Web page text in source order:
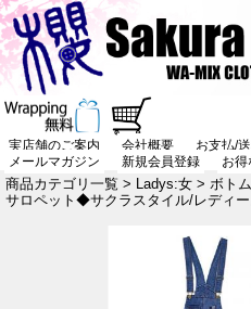
実店舗のご案内 会社概要 お支払/
メールマガジン
新規会員登録 お得
商品カテゴリ一覧 > Ladys:女 > ボト
サロペット◆サクラスタイル/レディー